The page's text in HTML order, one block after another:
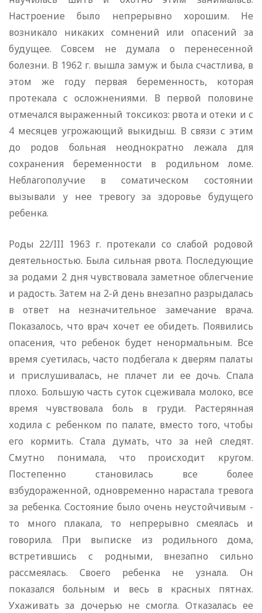
Настроение было непрерывно хорошим. Не
возникало никаких сомнений или опасений за
будущее. Совсем не думала о перенесенной
болезни. В 1962 г. вышла замуж и была счастлива, в
этом же году первая беременность, которая
протекала с осложнениями. В первой половине
отмечался выраженный токсикоз: рвота и отеки и с
4 месяцев угрожающий выкидыш. В связи с этим
до родов больная неоднократно лежала для
сохранения беременности в родильном ломе.
Неблагополучие в соматическом состоянии
вызывали у нее тревогу за здоровье будущего
ребенка.
Роды 22/III 1963 г. протекали со слабой родовой
деятельностью. Была сильная рвота. Последующие
за родами 2 дня чувствовала заметное облегчение
и радость. Затем на 2-й день внезапно разрыдалась
в ответ на незначительное замечание врача.
Показалось, что врач хочет ее обидеть. Появились
опасения, что ребенок будет ненормальным. Все
время суетилась, часто подбегала к дверям палаты
и прислушивалась, не плачет ли ее дочь. Спала
плохо. Большую часть суток сцеживала молоко, все
время чувствовала боль в груди. Растерянная
ходила с ребенком по палате, вместо того, чтобы
его кормить. Стала думать, что за ней следят.
Смутно понимала, что происходит кругом.
Постепенно становилась все более
взбудораженной, одновременно нарастала тревога
за ребенка. Состояние было очень неустойчивым -
то много плакала, то непрерывно смеялась и
говорила. При выписке из родильного дома,
встретившись с родными, внезапно сильно
рассмеялась. Своего ребенка не узнала. Он
показался больным и весь в красных пятнах.
Ухаживать за дочерью не смогла. Отказалась ее